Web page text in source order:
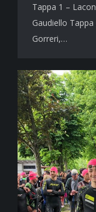
Tappa 1 –
Gaudiello
Gorreri,…